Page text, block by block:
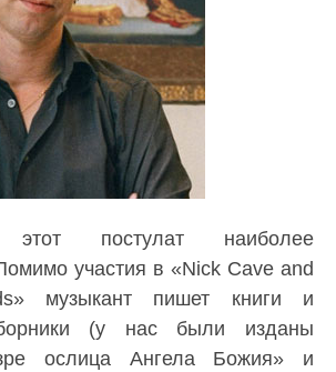
этот постулат наиболее
участия в «Nick Cave and
музыкант пишет книги и
(у нас были изданы
ослица Ангела Божия» и